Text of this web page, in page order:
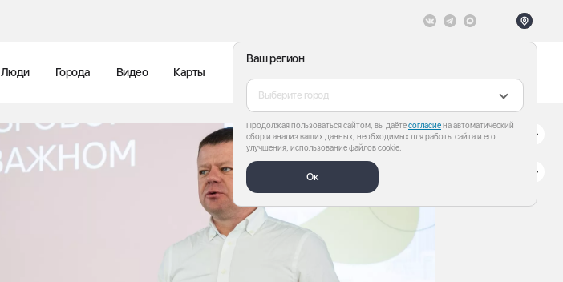
Ваш регион
Выберите город
Продолжая пользоваться сайтом, вы даётесогласиена автоматический
сбор и анализ ваших данных, необходимых для работы сайта и его
улучшения, использование файлов cookie.
Ок
Люди Города Видео Карты